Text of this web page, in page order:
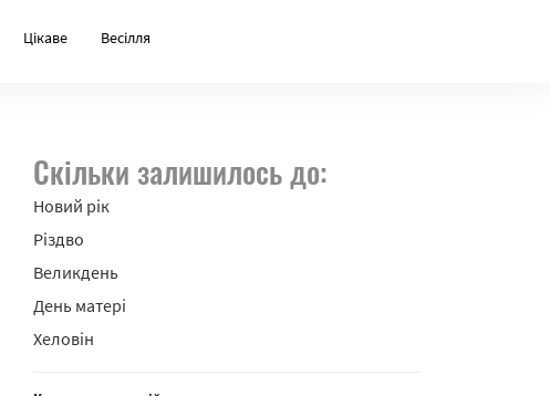
Цікаве Весілля
Скільки залишилось до:
Новий рік
Різдво
Великдень
День матері
Хеловін